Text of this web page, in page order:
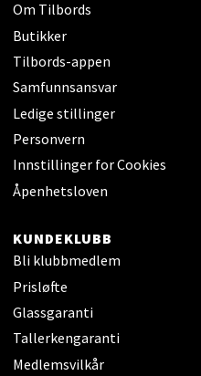
Om Tilbords
Butikker
Tilbords-appen
Samfunnsansvar
Ledige stillinger
Personvern
Innstillinger for Cookies
Åpenhetsloven
KUNDEKLUBB
Bli klubbmedlem
Prisløfte
Glassgaranti
Tallerkengaranti
Medlemsvilkår
6, 1400 Ski